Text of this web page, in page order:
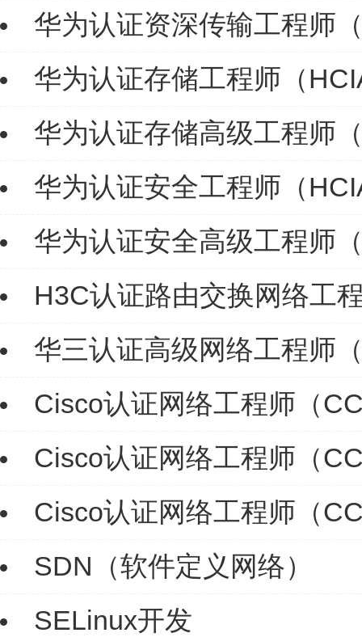
华为认证资深传输工程师
华为认证存储工程师（
华为认证存储高级工程师
华为认证安全工程师（
华为认证安全高级工程师
H3C认证路由交换网络工
华三认证高级网络工程师
Cisco认证网络工程师（
Cisco认证网络工程师（
Cisco认证网络工程师（
SDN（软件定义网络）
SELinux开发